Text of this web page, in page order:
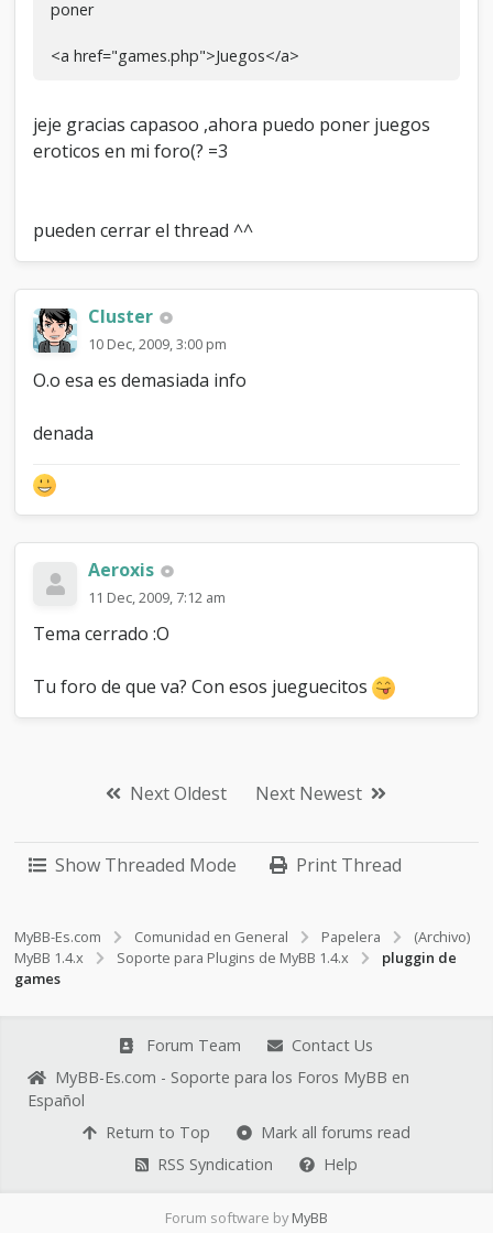
poner
<a href="games.php">Juegos</a>
jeje gracias capasoo ,ahora puedo poner juegos
eroticos en mi foro(? =3
pueden cerrar el thread ^^
Cluster
10 Dec, 2009, 3:00 pm
O.o esa es demasiada info
denada
Aeroxis
11 Dec, 2009, 7:12 am
Tema cerrado :O
Tu foro de que va? Con esos jueguecitos
Next Oldest Next Newest
Show Threaded Mode Print Thread
MyBB-Es.com Comunidad en General Papelera
(Archivo)
MyBB 1.4.x
Soporte para Plugins de MyBB 1.4.x
pluggin de
games
Forum Team
Contact Us
MyBB-Es.com - Soporte para los Foros MyBB en
Español
Return to Top
Mark all forums read
RSS Syndication
Help
Forum software by MyBB